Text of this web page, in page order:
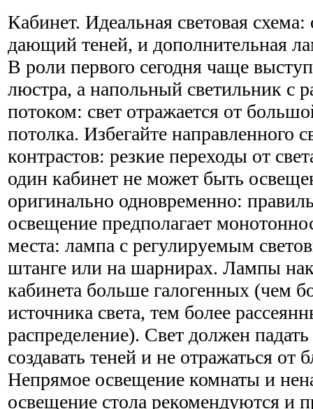
Кабинет. Идеальная световая
дающий теней, и дополнительная
В роли первого сегодня чаще
люстра, а напольный светильник с
потоком: свет отражается от
потолка. Избегайте направленного
контрастов: резкие переходы от
один кабинет не может быть
оригинально одновременно:
освещение предполагает
места: лампа с регулируемым
штанге или на шарнирах. Лампы
кабинета больше галогенных (чем
источника света, тем более
распределение). Свет должен
создавать теней и не отражаться
Непрямое освещение комнаты и
освещение стола рекомендуются и